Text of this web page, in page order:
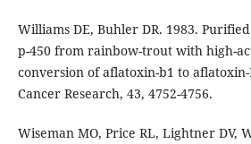
Williams DE, Buhler DR. 1983.
p-450 from rainbow-trout with high-
conversion of aflatoxin-b1 to aflatoxin-
Cancer Research, 43, 4752-4756.
Wiseman MO, Price RL, Lightner DV,